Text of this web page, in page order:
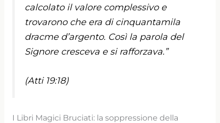
calcolato il valore complessivo e
trovarono che era di cinquantamila
dracme d’argento. Così la parola del
Signore cresceva e si rafforzava.”
(Atti 19:18)
I Libri Magici Bruciati: la soppressione della